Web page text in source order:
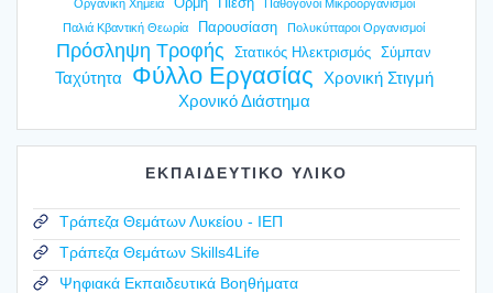
Οργανική Χημεία
Παθογόνοι Μικροοργανισμοί
Παλιά Κβαντική Θεωρία
Παρουσίαση Πολυκύτταροι Οργανισμοί
Πρόσληψη Τροφής Στατικός Ηλεκτρισμός Σύμπαν
Ταχύτητα Φύλλο Εργασίας
Χρονική Στιγμή
Χρονικό Διάστημα
ΕΚΠΑΙΔΕΥΤΙΚΟ ΥΛΙΚΟ
Τράπεζα Θεμάτων Λυκείου - ΙΕΠ
Τράπεζα Θεμάτων Skills4Life
Ψηφιακά Εκπαιδευτικά Βοηθήματα